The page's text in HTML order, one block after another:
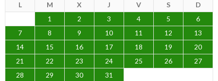
L M X J V S
D
1
2 3 4 5
6
7
8 9 10 11 12
13
14
15 16 17 18 19
20
21
22 23 24 25 26
27
28
29 30
31